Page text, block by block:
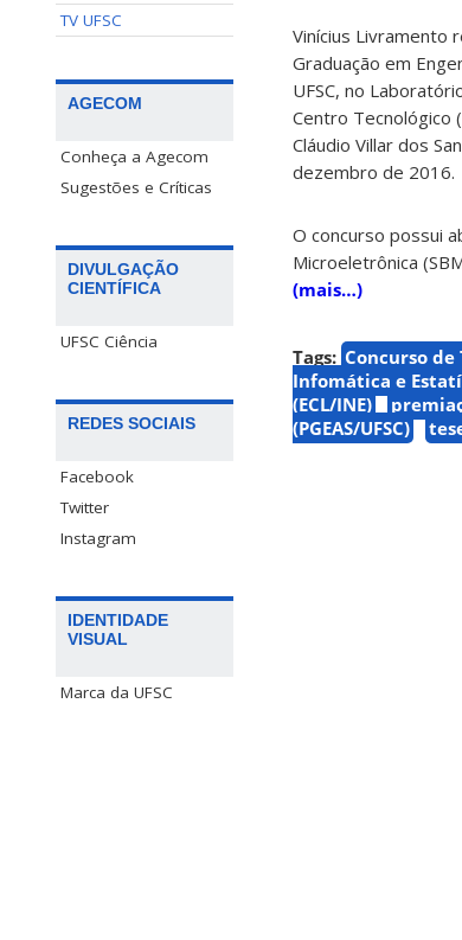
TV UFSC
AGECOM
Conheça a Agecom
Sugestões e Críticas
DIVULGAÇÃO
CIENTÍFICA
UFSC Ciência
REDES SOCIAIS
Facebook
Twitter
Instagram
IDENTIDADE
VISUAL
Marca da UFSC
Vinícius Livramento
Graduação em
UFSC, no
Centro Tecnológico (
Cláudio Villar dos
dezembro de 2016.
O concurso possui
Microeletrônica
(mais…)
Tags: Concurso de
Infomática e
(ECL/INE)
(PGEAS/UFSC)